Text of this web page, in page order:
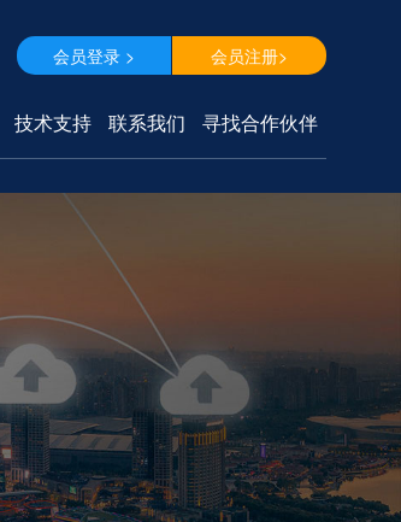
会员登录 > 会员注册>
技术支持 联系我们 寻找合作伙伴